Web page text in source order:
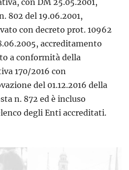
con DM 25.05.2001,
802 del 19.06.2001,
con decreto prot. 10962
accreditamento
a conformità della
170/2016 con
del 01.12.2016 della
n. 872 ed è incluso
degli Enti accreditati.